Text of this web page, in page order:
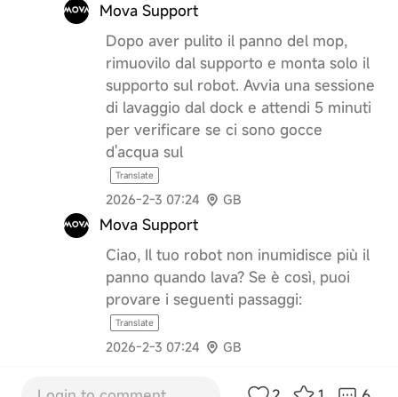
Mova Support
Dopo aver pulito il panno del mop,
rimuovilo dal supporto e monta solo il
supporto sul robot. Avvia una sessione
di lavaggio dal dock e attendi 5 minuti
per verificare se ci sono gocce
d'acqua sul
Translate
2026-2-3 07:24 GB
Mova Support
Ciao, Il tuo robot non inumidisce più il
panno quando lava? Se è così, puoi
provare i seguenti passaggi:
Translate
2026-2-3 07:24 GB